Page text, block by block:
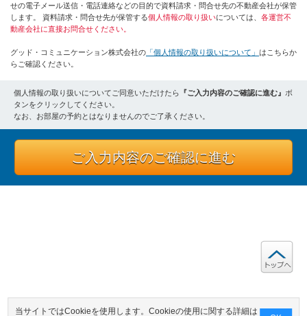
せの電子メール送信・電話連絡などの目的で資料請求・問合せ先の不動産会社が保管
します。 資料請求・問合せ先が保管する個人情報の取り扱いについては、 各運営不
動産会社に直接お問合せください。
グッド・コミュニケーション株式会社の 「個人情報の取り扱いについて」 はこちらか
らご確認ください。
個人情報の取り扱いについてご同意いただけたら 『ご入力内容のご確認に進む』 ボ
タンをクリックしてください。
なお、お部屋の予約とはなりませんのでご了承ください。
ご入力内容のご確認に進む
当サイトではCookieを使用します。Cookieの使用に関する詳細は